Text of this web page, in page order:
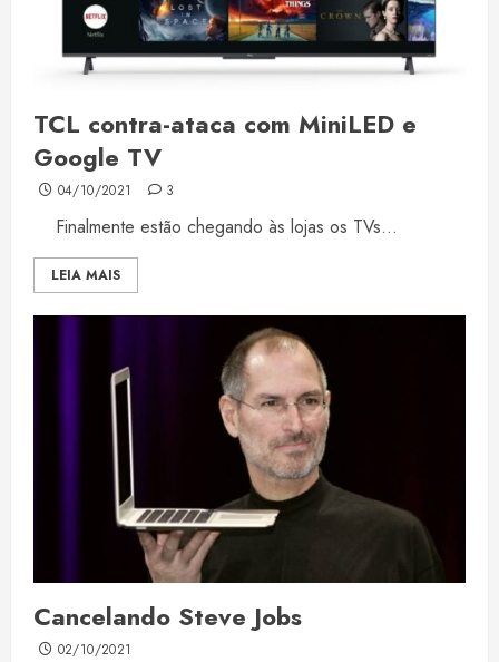
TCL contra-ataca com MiniLED e
Google TV
04/10/2021 3
Finalmente estão chegando às lojas os TVs...
LEIA MAIS
Cancelando Steve Jobs
02/10/2021